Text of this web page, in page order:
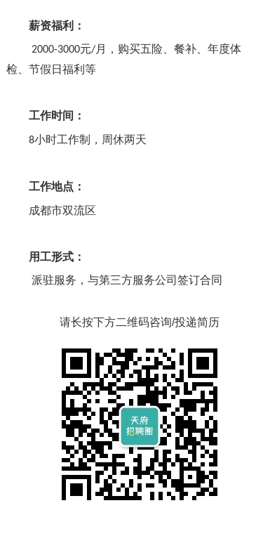
薪资福利：
2000-3000元/月，购买五险、餐补、年度体
检、节假日福利等
工作时间：
8小时工作制，周休两天
工作地点：
成都市双流区
用工形式：
派驻服务，与第三方服务公司签订合同
请长按下方二维码咨询/投递简历